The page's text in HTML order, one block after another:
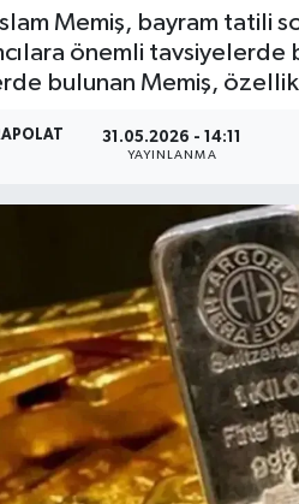
Memiş, bayram tatili
önemli
bulunan Memiş,
31.05.2026 - 14:11
YAYINLANMA